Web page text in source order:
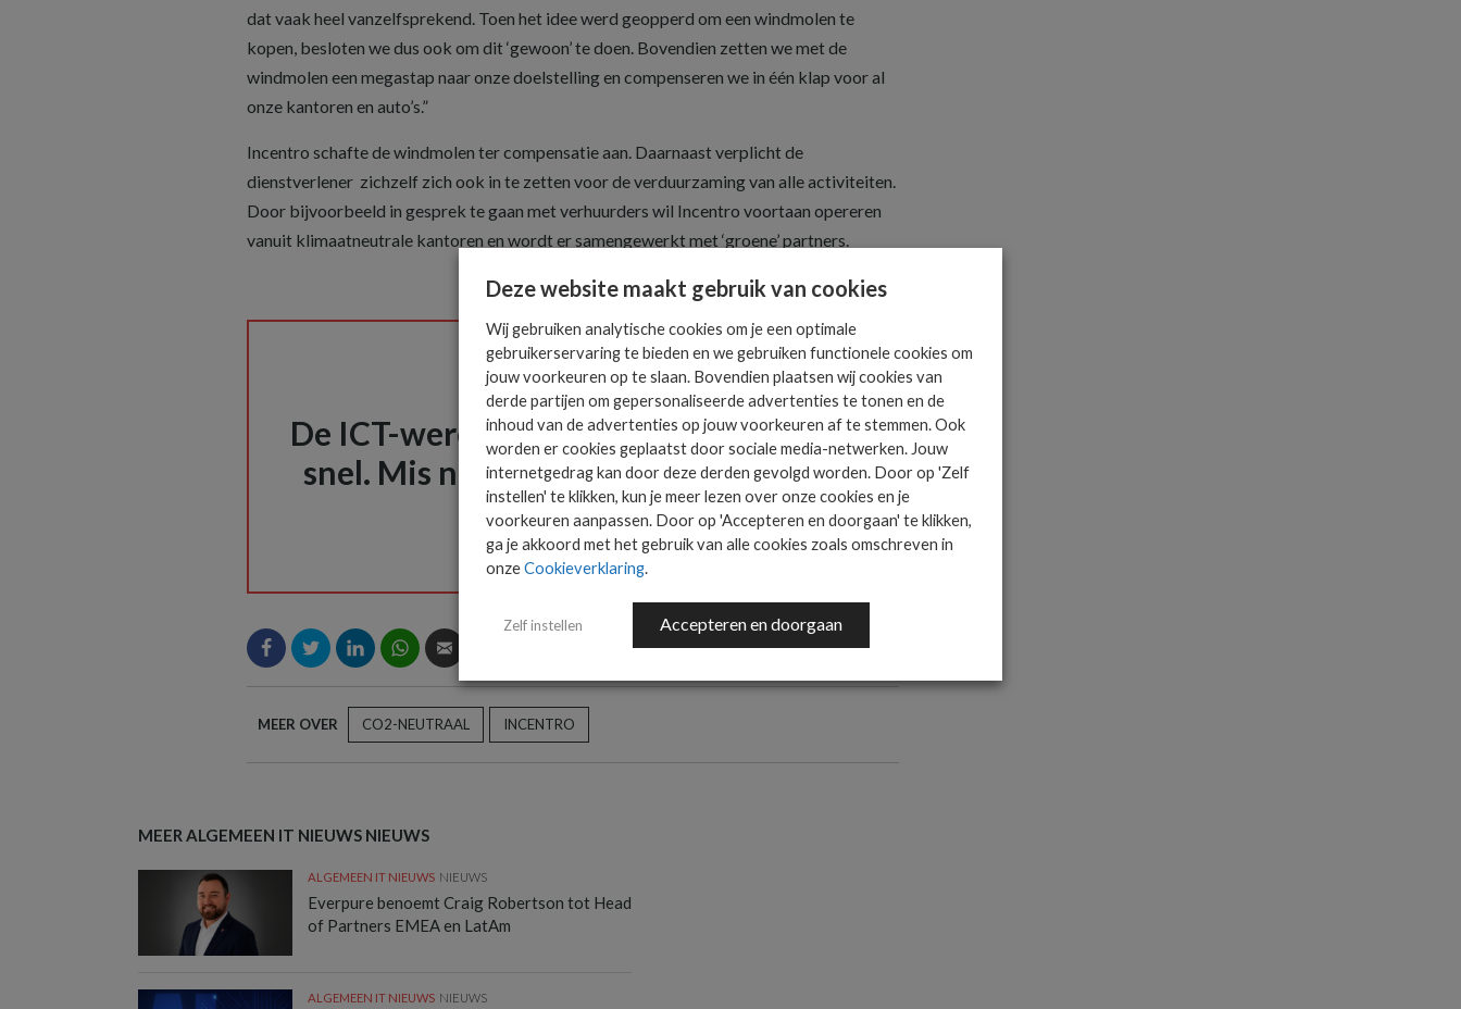
dat vaak heel vanzelfsprekend. Toen het idee werd geopperd om een windmolen te
kopen, besloten we dus ook om dit ‘gewoon’ te doen. Bovendien zetten we met de
windmolen een megastap naar onze doelstelling en compenseren we in één klap voor al
onze kantoren en auto’s.”
Incentro schafte de windmolen ter compensatie aan. Daarnaast verplicht de
dienstverlener zichzelf zich ook in te zetten voor de verduurzaming van alle activiteiten.
Door bijvoorbeeld in gesprek te gaan met verhuurders wil Incentro voortaan opereren
vanuit klimaatneutrale kantoren en wordt er samengewerkt met ‘groene’ partners.
De ICT-wereld is
snel. Mis niets.
Het allerlaatste ICT
nieuws in jouw mailbox
AANMELDEN
MEER OVER CO2-NEUTRAAL INCENTRO
MEER ALGEMEEN IT NIEUWS NIEUWS
ALGEMEEN IT NIEUWS NIEUWS
Everpure benoemt Craig Robertson tot Head
of Partners EMEA en LatAm
ALGEMEEN IT NIEUWS NIEUWS
Deze website maakt gebruik van cookies
Wij gebruiken analytische cookies om je een optimale
gebruikerservaring te bieden en we gebruiken functionele cookies om
jouw voorkeuren op te slaan. Bovendien plaatsen wij cookies van
derde partijen om gepersonaliseerde advertenties te tonen en de
inhoud van de advertenties op jouw voorkeuren af te stemmen. Ook
worden er cookies geplaatst door sociale media-netwerken. Jouw
internetgedrag kan door deze derden gevolgd worden. Door op 'Zelf
instellen' te klikken, kun je meer lezen over onze cookies en je
voorkeuren aanpassen. Door op 'Accepteren en doorgaan' te klikken,
ga je akkoord met het gebruik van alle cookies zoals omschreven in
onzeCookieverklaring.
Zelf instellen Accepteren en doorgaan